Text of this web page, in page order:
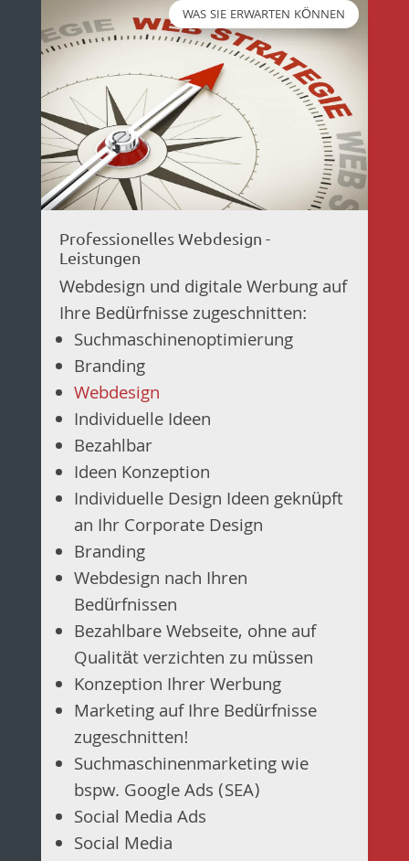
WAS SIE ERWARTEN KÖNNEN
Professionelles Webdesign -
Leistungen
Webdesign und digitale Werbung auf
Ihre Bedürfnisse zugeschnitten:
Suchmaschinenoptimierung
Branding
Webdesign
Individuelle Ideen
Bezahlbar
Ideen Konzeption
Individuelle Design Ideen geknüpft
an Ihr Corporate Design
Branding
Webdesign nach Ihren
Bedürfnissen
Bezahlbare Webseite, ohne auf
Qualität verzichten zu müssen
Konzeption Ihrer Werbung
Marketing auf Ihre Bedürfnisse
zugeschnitten!
Suchmaschinenmarketing wie
bspw. Google Ads (SEA)
Social Media Ads
Social Media